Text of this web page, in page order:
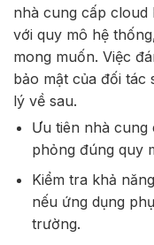
nhà cung cấp cloud
với quy mô hệ
mong muốn. Việc
bảo mật của đối tác
lý về sau.
Ưu tiên nhà cung
phỏng đúng quy
Kiểm tra khả
nếu ứng dụng
trường.